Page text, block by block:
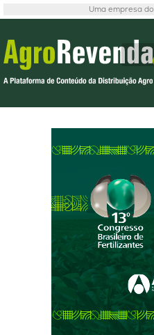
Uma empresa do